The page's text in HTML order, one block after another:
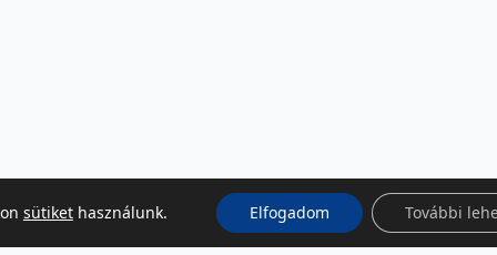
sütikethasználunk. Elfogadom További